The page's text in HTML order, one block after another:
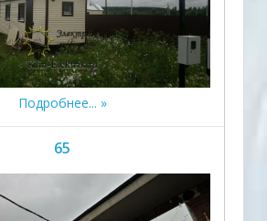
Подробнее...
65